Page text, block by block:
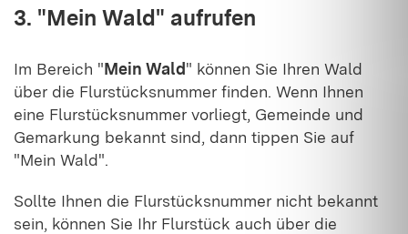
3. "Mein Wald" aufrufen
Im Bereich "Mein Wald" können Sie Ihren Wald
über die Flurstücksnummer finden. Wenn Ihnen
eine Flurstücksnummer vorliegt, Gemeinde und
Gemarkung bekannt sind, dann tippen Sie auf
"Mein Wald".
Sollte Ihnen die Flurstücksnummer nicht bekannt
sein, können Sie Ihr Flurstück auch über die